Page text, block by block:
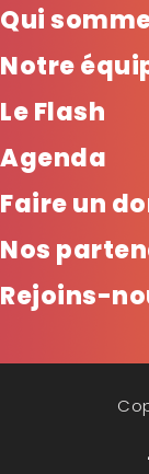
Qui
Notre
Le Flash
Agenda
Faire un
Nos
Rejoins-